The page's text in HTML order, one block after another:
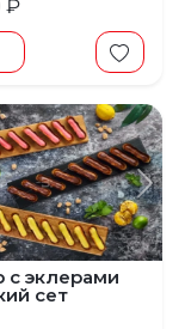
₽
с эклерами
сет